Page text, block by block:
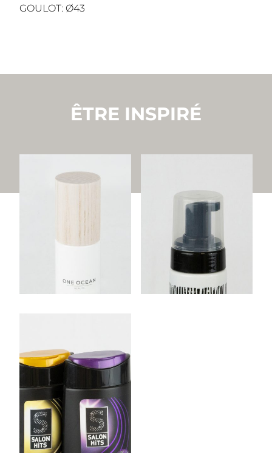
GOULOT: Ø43
ÊTRE INSPIRÉ